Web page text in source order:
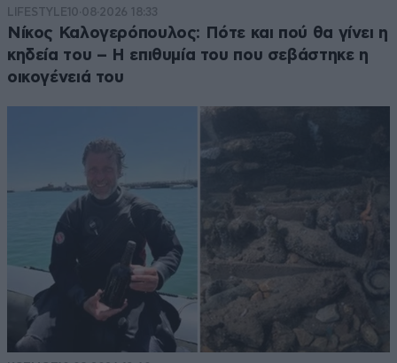
LIFESTYLE10·08·2026 18:33
Νίκος Καλογερόπουλος: Πότε και πού θα γίνει η
κηδεία του – Η επιθυμία του που σεβάστηκε η
οικογένειά του